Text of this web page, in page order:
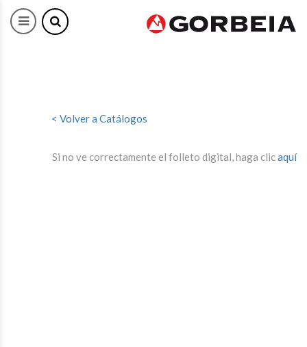
< Volver a Catálogos
Si no ve correctamente el folleto digital, haga clicaquí